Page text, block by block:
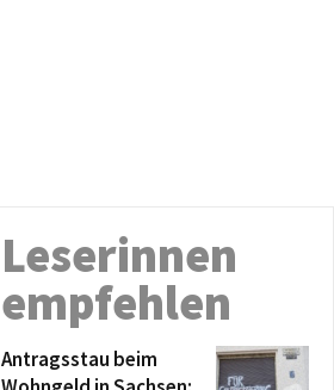
Leserinnen
empfehlen
Antragsstau beim